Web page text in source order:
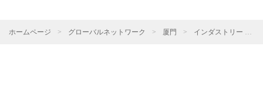
ホームページ > グローバルネットワーク > 厦門 > インダストリー >